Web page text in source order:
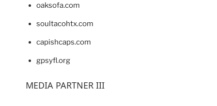
oaksofa.com
soultacohtx.com
capishcaps.com
gpsyfl.org
MEDIA PARTNER III